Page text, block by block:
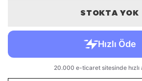
STOKTA YOK